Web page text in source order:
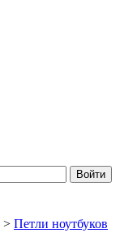
> Петли ноутбуков